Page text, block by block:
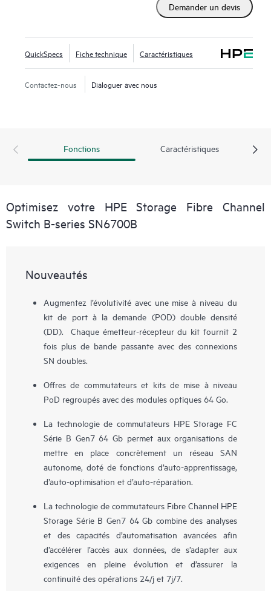
Demander un devis
QuickSpecs Fiche technique Caractéristiques
Contactez-nous Dialoguer avec nous
Fonctions Caractéristiques
Optimisez votre HPE Storage Fibre Channel
Switch B-series SN6700B
Nouveautés
Augmentez l’évolutivité avec une mise à niveau du
kit de port à la demande (POD) double densité
(DD). Chaque émetteur-récepteur du kit fournit 2
fois plus de bande passante avec des connexions
SN doubles.
Offres de commutateurs et kits de mise à niveau
PoD regroupés avec des modules optiques 64 Go.
La technologie de commutateurs HPE Storage FC
Série B Gen7 64 Gb permet aux organisations de
mettre en place concrètement un réseau SAN
autonome, doté de fonctions d’auto-apprentissage,
d’auto-optimisation et d’auto-réparation.
La technologie de commutateurs Fibre Channel HPE
Storage Série B Gen7 64 Gb combine des analyses
et des capacités d’automatisation avancées afin
d’accélérer l’accès aux données, de s’adapter aux
exigences en pleine évolution et d’assurer la
continuité des opérations 24/j et 7j/7.